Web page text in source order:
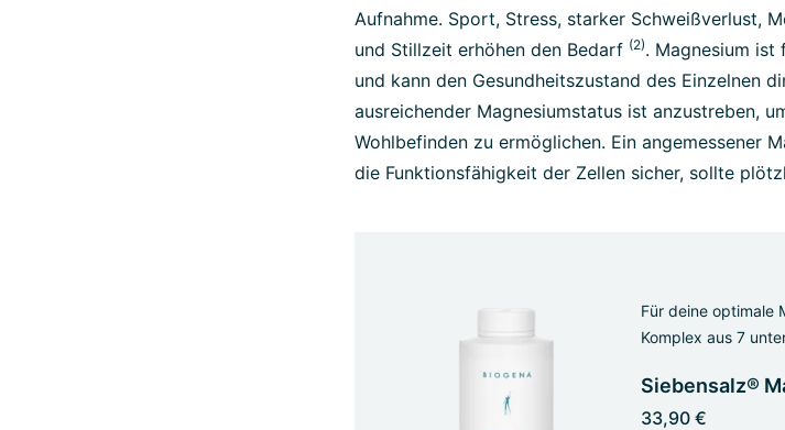
Aufnahme. Sport, Stress, starker Schweißverlust,
und Stillzeit erhöhen den Bedarf (2). Magnesium
und kann den Gesundheitszustand des Einzelnen
ausreichender Magnesiumstatus ist anzustreben,
Wohlbefinden zu ermöglichen. Ein angemessener
die Funktionsfähigkeit der Zellen sicher, sollte
Für deine optimale
Komplex aus 7
Siebensalz®
33,90 €